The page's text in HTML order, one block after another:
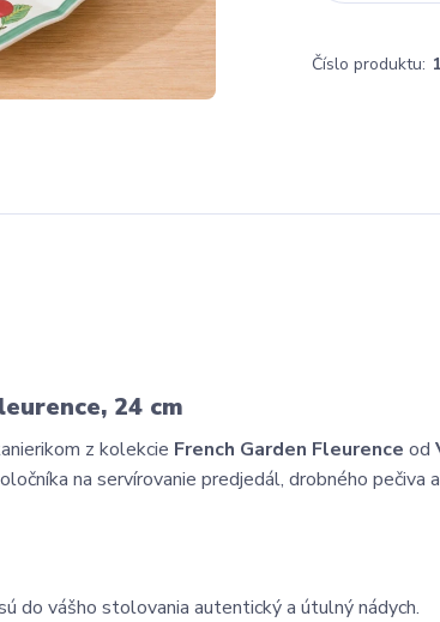
Číslo produktu:
24 cm
z kolekcie French Garden Fleurence od
na servírovanie predjedál, drobného pečiva
do vášho stolovania autentický a útulný nádych.